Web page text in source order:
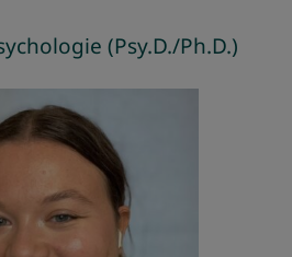
(Psy.D./Ph.D.)